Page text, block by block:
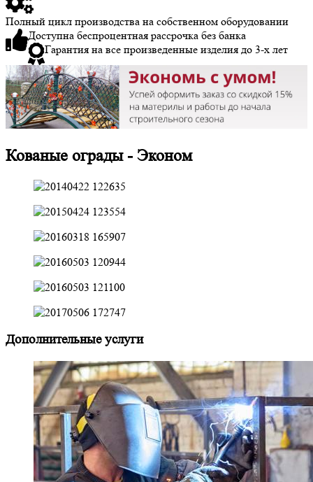
Полный цикл производства на собственном оборудовании
Доступна беспроцентная рассрочка без банка
Гарантия на все произведенные изделия до 3-х лет
Кованые ограды - Эконом
Дополнительные услуги